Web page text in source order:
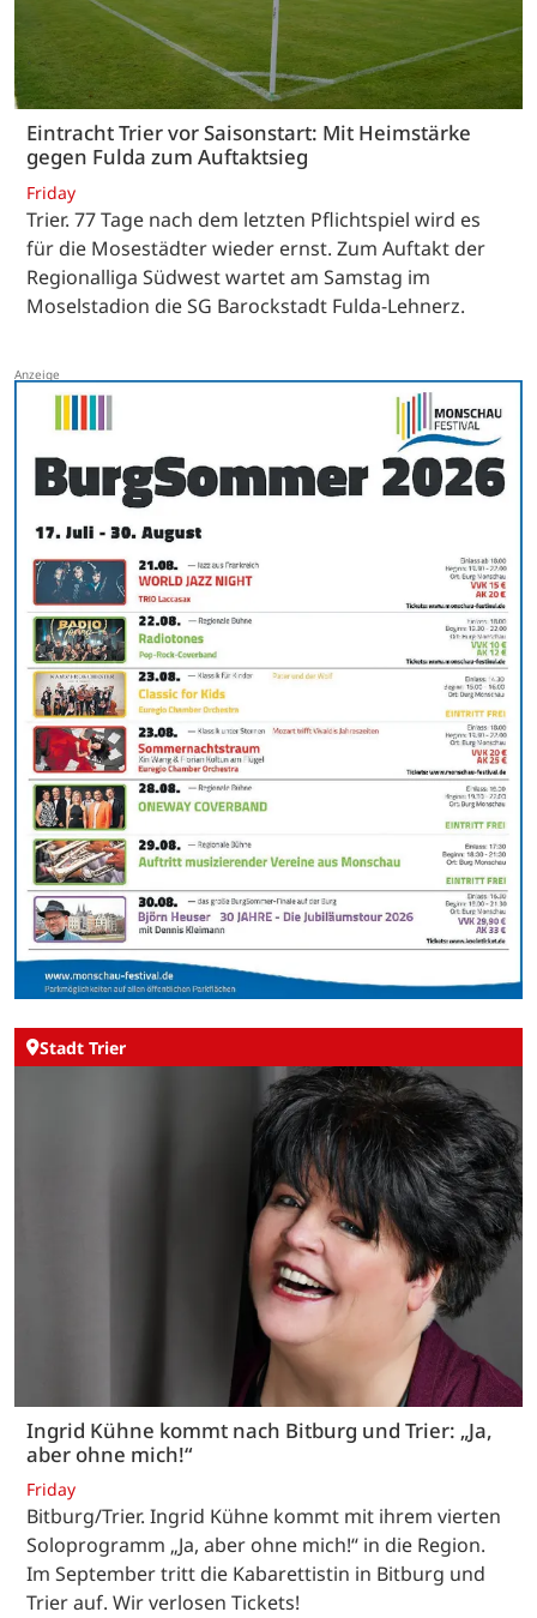
Eintracht Trier vor Saisonstart: Mit Heimstärke
gegen Fulda zum Auftaktsieg
Friday
Trier. 77 Tage nach dem letzten Pflichtspiel wird es
für die Mosestädter wieder ernst. Zum Auftakt der
Regionalliga Südwest wartet am Samstag im
Moselstadion die SG Barockstadt Fulda-Lehnerz.
Stadt Trier
Ingrid Kühne kommt nach Bitburg und Trier: „Ja,
aber ohne mich!“
Friday
Bitburg/Trier. Ingrid Kühne kommt mit ihrem vierten
Soloprogramm „Ja, aber ohne mich!“ in die Region.
Im September tritt die Kabarettistin in Bitburg und
Trier auf. Wir verlosen Tickets!